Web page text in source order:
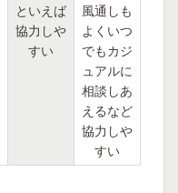
といえば
協力しや
すい
風通しも
よくいつ
でもカジ
ュアルに
相談しあ
えるなど
協力しや
すい